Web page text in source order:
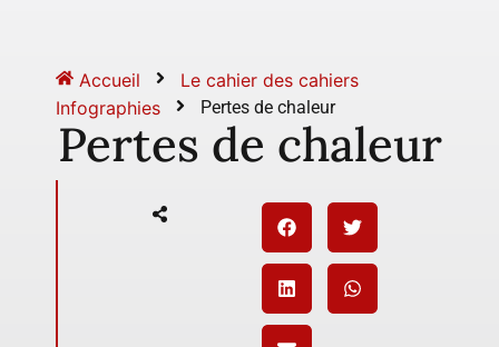
Accueil
Le cahier des cahiers
Infographies
Pertes de chaleur
Pertes de chaleur